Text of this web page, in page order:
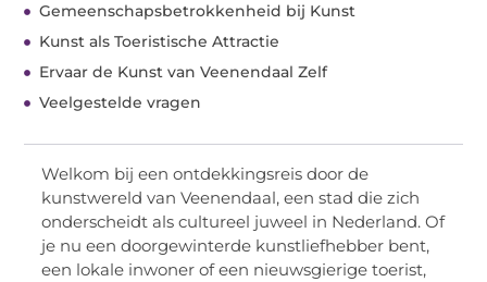
Gemeenschapsbetrokkenheid bij Kunst
Kunst als Toeristische Attractie
Ervaar de Kunst van Veenendaal Zelf
Veelgestelde vragen
Welkom bij een ontdekkingsreis door de
kunstwereld van Veenendaal, een stad die zich
onderscheidt als cultureel juweel in Nederland. Of
je nu een doorgewinterde kunstliefhebber bent,
een lokale inwoner of een nieuwsgierige toerist,